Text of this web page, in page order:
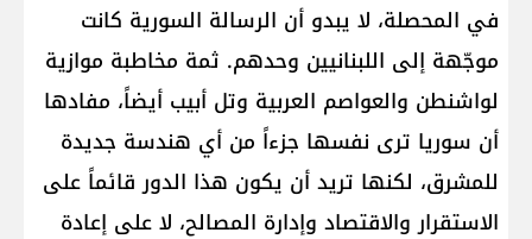
في المحصلة، لا يبدو أن الرسالة السورية كانت
موجّهة إلى اللبنانيين وحدهم. ثمة مخاطبة موازية
لواشنطن والعواصم العربية وتل أبيب أيضاً، مفادها
أن سوريا ترى نفسها جزءاً من أي هندسة جديدة
للمشرق، لكنها تريد أن يكون هذا الدور قائماً على
الاستقرار والاقتصاد وإدارة المصالح، لا على إعادة